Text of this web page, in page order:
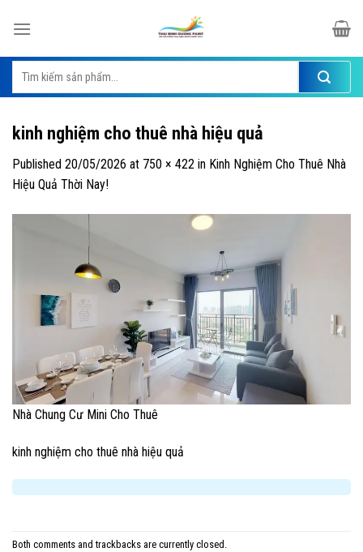
Tìm
kiếm:
kinh nghiệm cho thuê nhà hiệu quả
Published 20/05/2026 at 750 × 422 in Kinh Nghiệm Cho Thuê Nhà
Hiệu Quả Thời Nay!
Nhà Chung Cư Mini Cho Thuê
kinh nghiệm cho thuê nhà hiệu quả
Both comments and trackbacks are currently closed.